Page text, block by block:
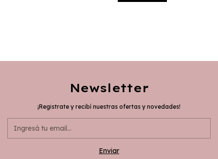
Newsletter
¡Registrate y recibí nuestras ofertas y novedades!